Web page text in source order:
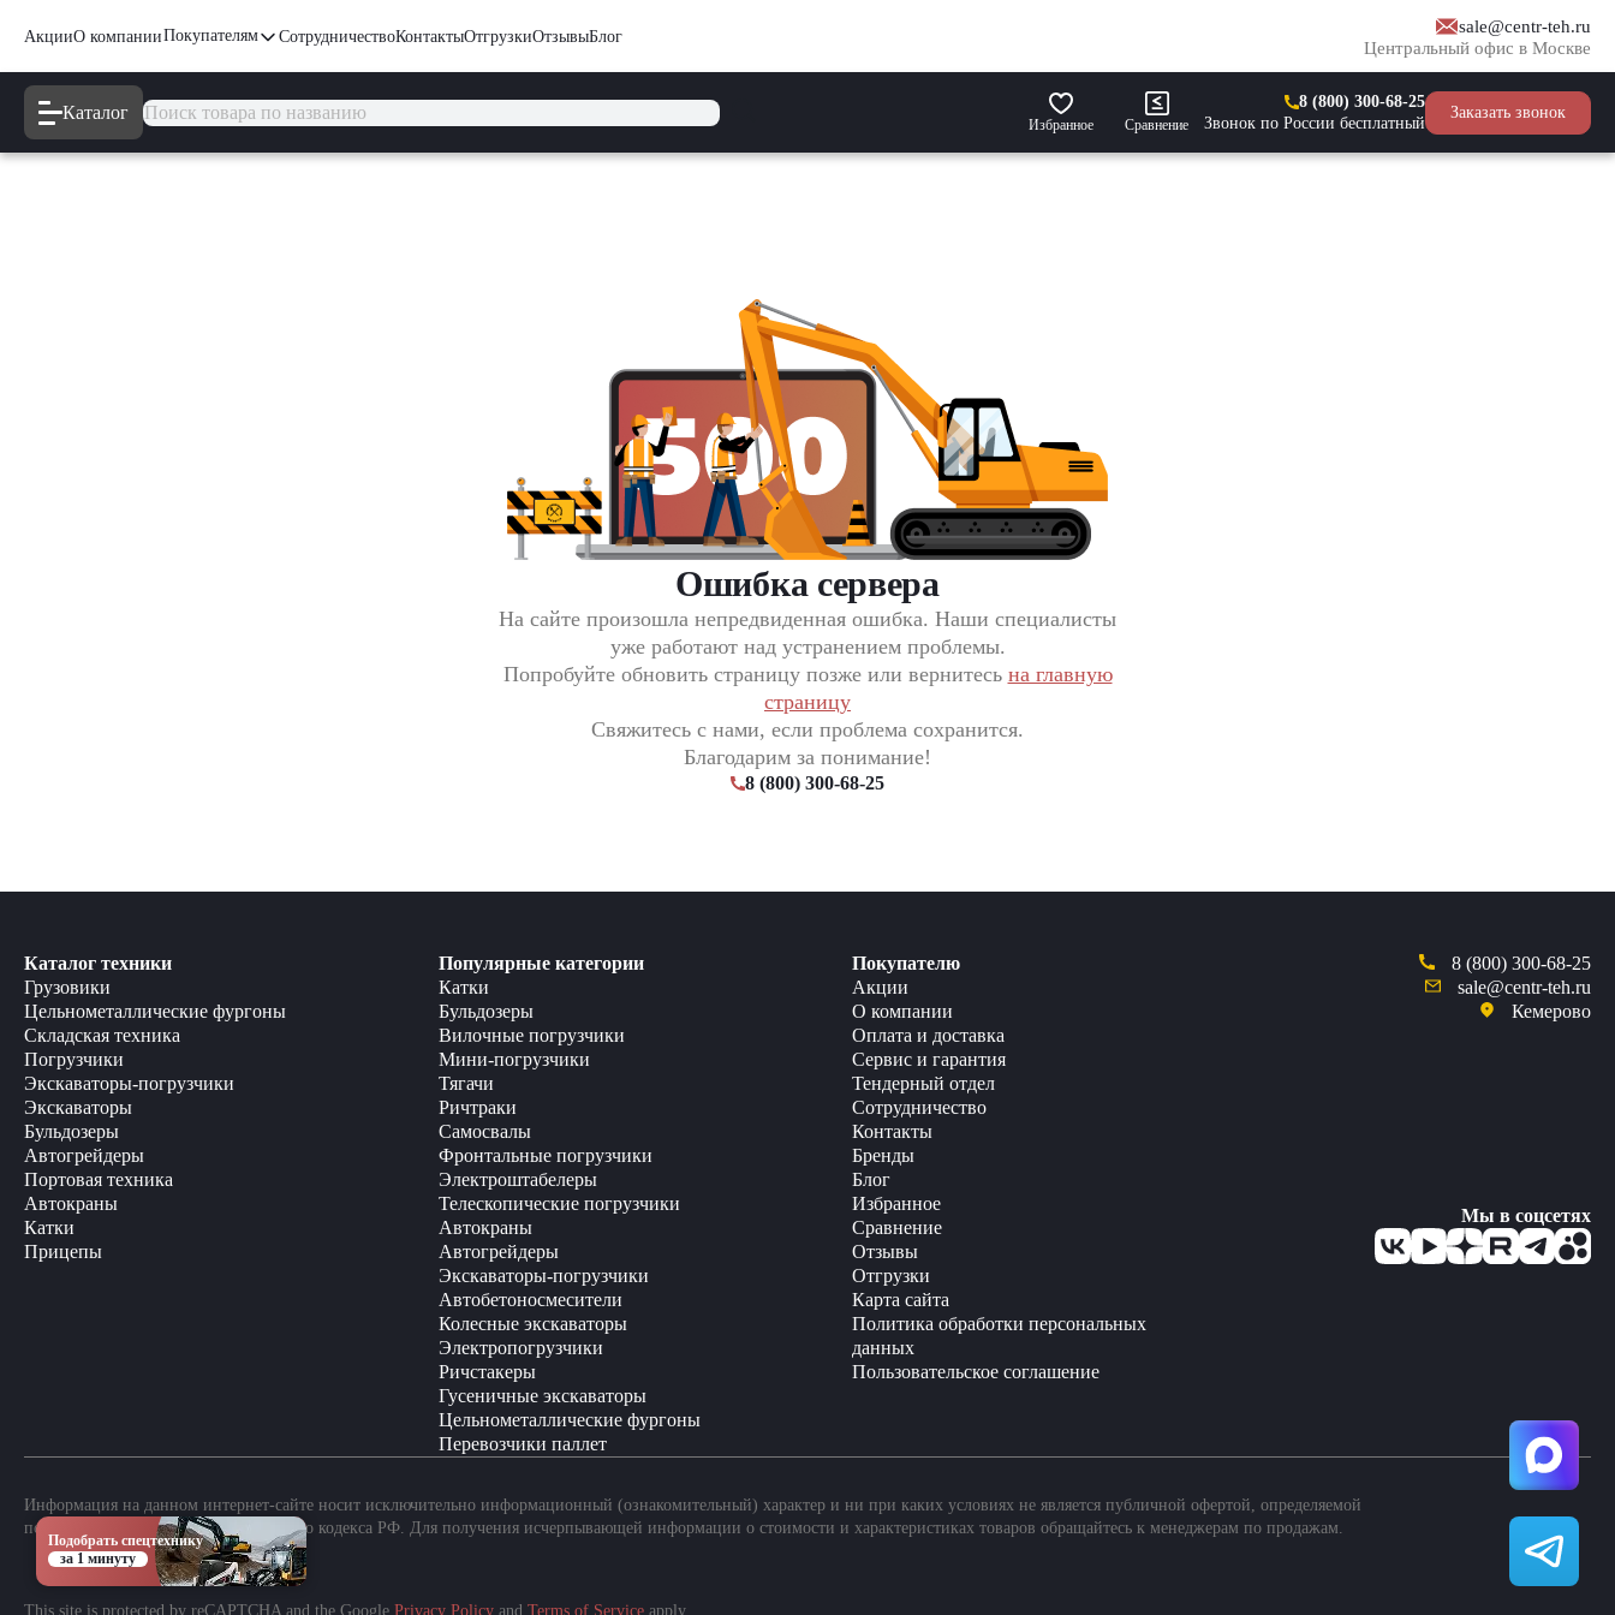
АкцииО компанииПокупателям СотрудничествоКонтактыОтгрузкиОтзывыБлог
sale@centr-teh.ru
Центральный офис в Москве
Каталог
Избранное Сравнение
8 (800) 300-68-25
Звонок по России бесплатный
Заказать звонок
Ошибка сервера
На сайте произошла непредвиденная ошибка. Наши специалисты
уже работают над устранением проблемы.
Попробуйте обновить страницу позже или вернитесь на главную
страницу
Свяжитесь с нами, если проблема сохранится.
Благодарим за понимание!
8 (800) 300-68-25
Каталог техники
Грузовики
Цельнометаллические фургоны
Складская техника
Погрузчики
Экскаваторы-погрузчики
Экскаваторы
Бульдозеры
Автогрейдеры
Портовая техника
Автокраны
Катки
Прицепы
Популярные категории
Катки
Бульдозеры
Вилочные погрузчики
Мини-погрузчики
Тягачи
Ричтраки
Самосвалы
Фронтальные погрузчики
Электроштабелеры
Телескопические погрузчики
Автокраны
Автогрейдеры
Экскаваторы-погрузчики
Автобетоносмесители
Колесные экскаваторы
Электропогрузчики
Ричстакеры
Гусеничные экскаваторы
Цельнометаллические фургоны
Перевозчики паллет
Покупателю
Акции
О компании
Оплата и доставка
Сервис и гарантия
Тендерный отдел
Сотрудничество
Контакты
Бренды
Блог
Избранное
Сравнение
Отзывы
Отгрузки
Карта сайта
Политика обработки персональных
данных
Пользовательское соглашение
8 (800) 300-68-25
sale@centr-teh.ru
Кемерово
Мы в соцсетях
Информация на данном интернет-сайте носит исключительно информационный (ознакомительный) характер и ни при каких условиях не является публичной офертой, определяемой
положениями Статьи 437 Гражданского кодекса РФ. Для получения исчерпывающей информации о стоимости и характеристиках товаров обращайтесь к менеджерам по продажам.
This site is protected by reCAPTCHA and the Google Privacy Policy and Terms of Service apply.
Подобрать спецтехнику
за 1 минуту